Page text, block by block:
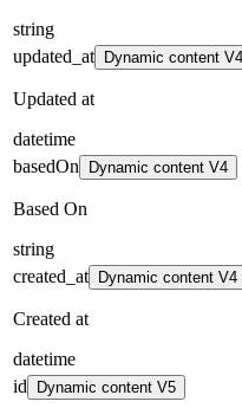
string
updated_at
Dynamic content V4
Updated at
datetime
basedOn
Dynamic content V4
Based On
string
created_at
Dynamic content V4
Created at
datetime
id
Dynamic content V5